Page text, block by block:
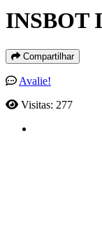
INSBOT
Compartilhar
Avalie!
Visitas: 277